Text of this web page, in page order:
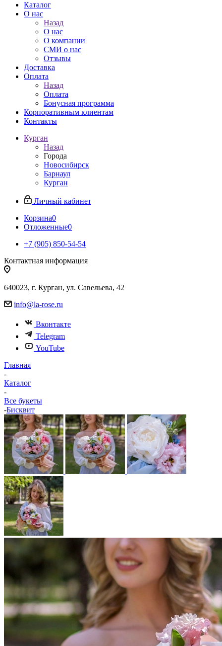
Каталог
О нас
Назад
О нас
О компании
СМИ о нас
Отзывы
Доставка
Оплата
Назад
Оплата
Бонусная программа
Корпоративным клиентам
Контакты
Курган
Назад
Города
Новосибирск
Барнаул
Курган
Личный кабинет
Корзина0
Отложенные0
+7 (905) 850-54-54
Контактная информация
640023, г. Курган, ул. Савельева, 42
info@la-rose.ru
Вконтакте
Telegram
YouTube
Главная
-
Каталог
-
Все букеты
-Бисквит